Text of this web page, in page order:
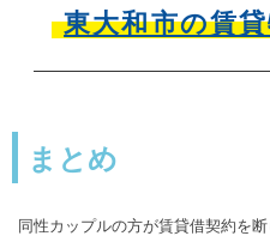
東大和市の賃
まとめ
同性カップルの方が賃貸借契約を